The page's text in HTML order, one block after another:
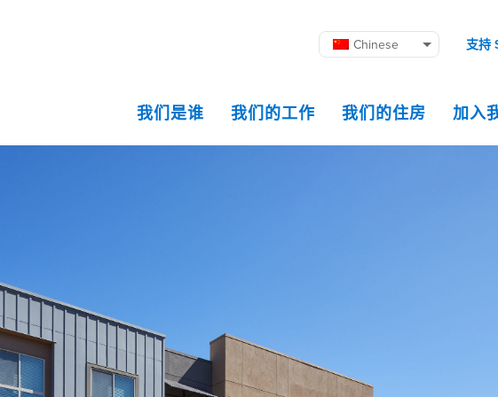
Chinese 支持
我们是谁 我们的工作 我们的住房 加入